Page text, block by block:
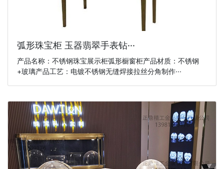
弧形珠宝柜 玉器翡翠手表钻···
产品名称：不锈钢珠宝展示柜弧形橱窗柜产品材质：不锈钢
+玻璃产品工艺：电镀不锈钢无缝焊接拉丝分角制作···